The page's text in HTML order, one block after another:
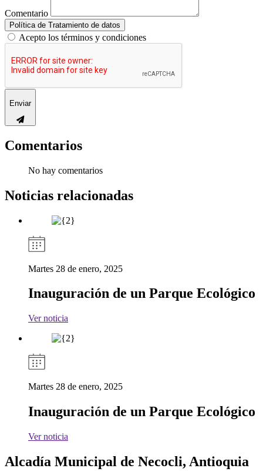
Comentario
Política de Tratamiento de datos
Acepto los términos y condiciones
Enviar
Comentarios
No hay comentarios
Noticias relacionadas
Martes 28 de enero, 2025
Inauguración de un Parque Ecológico
Ver noticia
Martes 28 de enero, 2025
Inauguración de un Parque Ecológico
Ver noticia
Alcadía Municipal de Necocli, Antioquia